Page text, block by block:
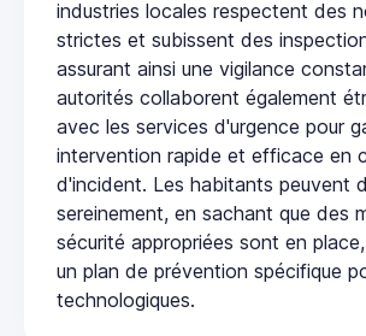
industries locales respectent des
strictes et subissent des
assurant ainsi une vigilance
autorités collaborent également
avec les services d'urgence pour
intervention rapide et efficace en
d'incident. Les habitants peuvent
sereinement, en sachant que des
sécurité appropriées sont en
un plan de prévention spécifique
technologiques.